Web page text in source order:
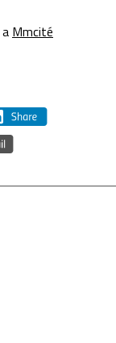
a Mmcité